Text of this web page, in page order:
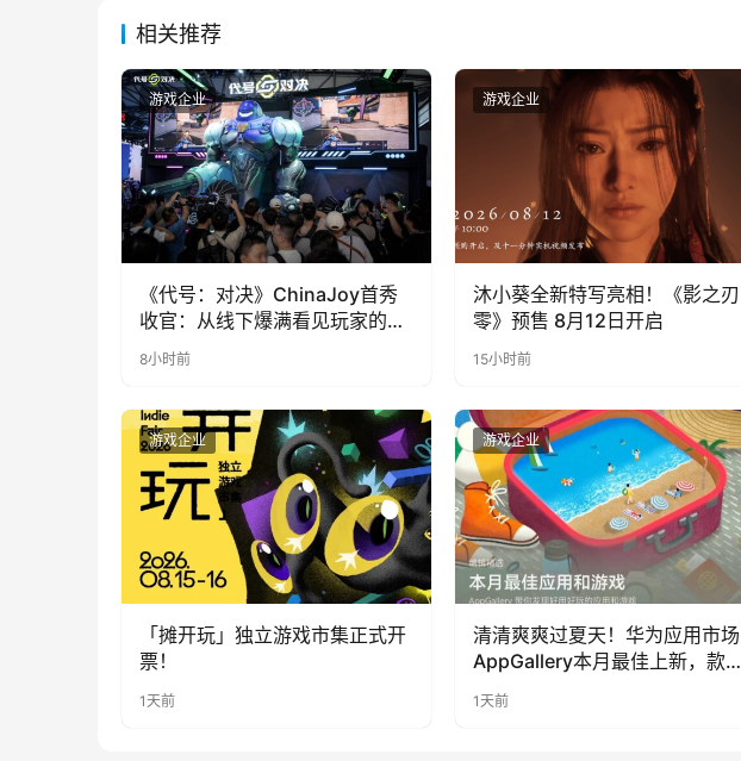
相关推荐
游戏企业
《代号：对决》ChinaJoy首秀
收官：从线下爆满看见玩家的真
实期待
8小时前
游戏企业
沐小葵全新特写亮相！《影之刃
零》预售 8月12日开启
15小时前
游戏企业
「摊开玩」独立游戏市集正式开
票！
1天前
游戏企业
清清爽爽过夏天！华为应用市场
AppGallery本月最佳上新，款款
1天前